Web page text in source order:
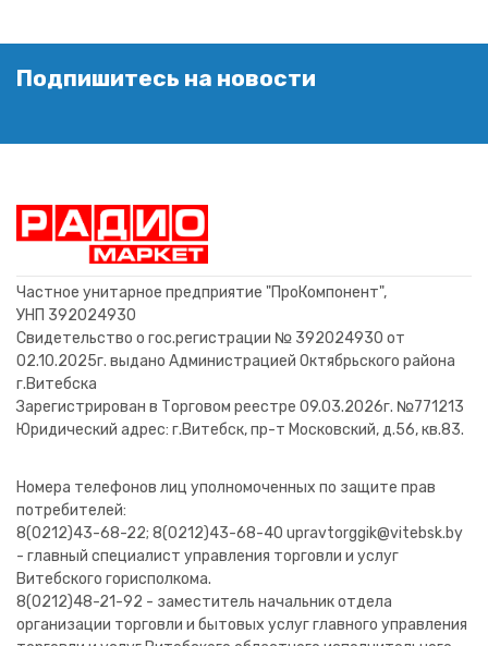
0,40 BYN
В корзину
0,80 BYN
В корзину
1,20 BYN
В корзину
0,80 BYN
В корзину
4,20 BYN
В корзину
4,20 BYN
В корзину
1,60 BYN
В корзину
Подпишитесь на новости
Частное унитарное предприятие "ПроКомпонент",
УНП 392024930
Свидетельство о гос.регистрации № 392024930 от
02.10.2025г. выдано Администрацией Октябрьского района
г.Витебска
Зарегистрирован в Торговом реестре 09.03.2026г. №771213
Юридический адрес: г.Витебск, пр-т Московский, д.56, кв.83.
Номера телефонов лиц уполномоченных по защите прав
потребителей:
8(0212)43-68-22; 8(0212)43-68-40 upravtorggik@vitebsk.by
- главный специалист управления торговли и услуг
Витебского горисполкома.
8(0212)48-21-92 - заместитель начальник отдела
организации торговли и бытовых услуг главного управления